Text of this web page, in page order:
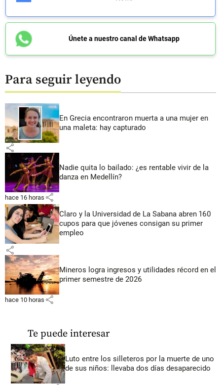
Únete a nuestro canal de Whatsapp
Para seguir leyendo
En Grecia encontraron muerta a una mujer en
una maleta: hay capturado
share
Nadie quita lo bailado: ¿es rentable vivir de la
danza en Medellín?
hace 16 horas share
Claro y la Universidad de La Sabana abren 160
cupos para que jóvenes consigan su primer
empleo
share
Mineros logra ingresos y utilidades récord en el
primer semestre de 2026
hace 10 horas share
Te puede interesar
Luto entre los silleteros por la muerte de uno
de sus niños: llevaba dos días desaparecido